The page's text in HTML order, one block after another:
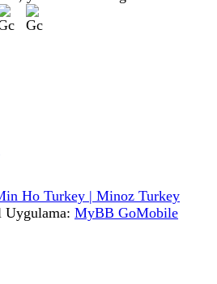
Ho Turkey | Minoz Turkey
MyBB GoMobile